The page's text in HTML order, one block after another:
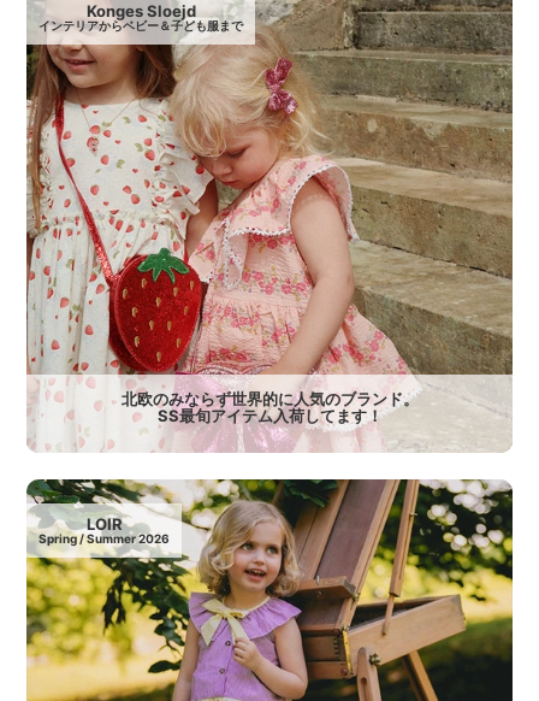
Konges Sloejd
インテリアからベビー＆子ども服まで
北欧のみならず世界的に人気のブランド。
SS最旬アイテム入荷してます！
LOIR
Spring / Summer 2026